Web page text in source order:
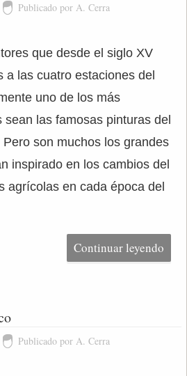
Publicado por A. Cerra
que desde el siglo XV
a las cuatro estaciones del
uno de los más
las famosas pinturas del
son muchos los grandes
inspirado en los cambios del
agrícolas en cada época del
Continuar leyendo
Publicado por A. Cerra